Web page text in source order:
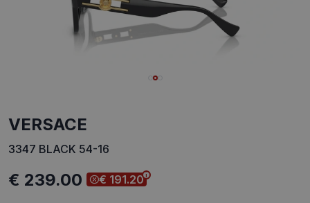
VERSACE
3347 BLACK 54-16
€ 239.00 € 191.20